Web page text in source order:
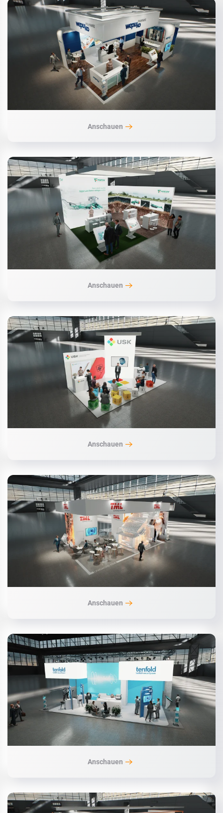
Anschauen
Anschauen
Anschauen
Anschauen
Anschauen